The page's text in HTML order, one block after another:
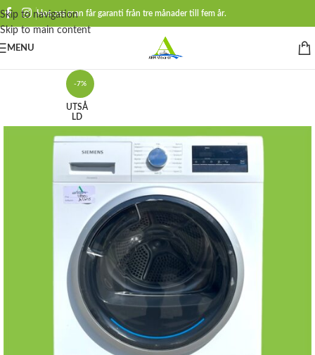
Skip to navigation
Skip to main content
Hos oss man får garanti från tre månader till fem år.
MENU
-7%
UTSÅ
LD